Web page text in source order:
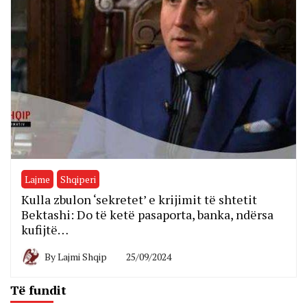
Lajme Shqiperi
Kulla zbulon ‘sekretet’ e krijimit të shtetit
Bektashi: Do të ketë pasaporta, banka, ndërsa
kufijtë…
ByLajmi Shqip 25/09/2024
Të fundit